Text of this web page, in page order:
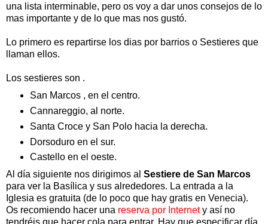
una lista interminable, pero os voy a dar unos consejos de lo
mas importante y de lo que mas nos gustó.
Lo primero es repartirse los dias por barrios o Sestieres que
llaman ellos.
Los sestieres son .
San Marcos , en el centro.
Cannareggio, al norte.
Santa Croce y San Polo hacia la derecha.
Dorsoduro en el sur.
Castello en el oeste.
Al día siguiente nos dirigimos al Sestiere de San Marcos
para ver la Basílica y sus alrededores. La entrada a la
Iglesia es gratuita (de lo poco que hay gratis en Venecia).
Os recomiendo hacer una reserva por Internety así no